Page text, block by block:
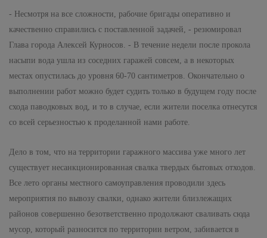
- Несмотря на все сложности, рабочие бригады оперативно и
качественно справились с поставленной задачей, - резюмировал
Глава города Алексей Курносов. - В течение недели после прокола
насыпи вода ушла из соседних гаражей совсем, а в некоторых
местах опустилась до уровня 60-70 сантиметров. Окончательно о
выполнении работ можно будет судить только в будущем году после
схода паводковых вод, и то в случае, если жители поселка отнесутся
со всей серьезностью к проделанной нами работе.
Дело в том, что на территории гаражного массива уже много лет
существует несанкционированная свалка твердых бытовых отходов.
Все лето органы местного самоуправления проводили здесь
мероприятия по вывозу свалки, однако жители близлежащих
районов совершенно безответственно продолжают сваливать сюда
мусор, который разносится по территории ветром, забивается в